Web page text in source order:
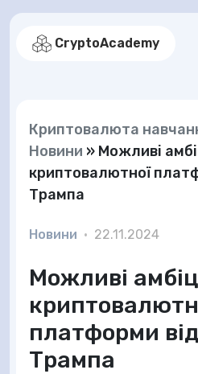
CryptoAcademy
Криптовалюта
Новини » Можливі
криптовалютної
Трампа
Новини • 22.11.2024
Можливі
платформи
Трампа